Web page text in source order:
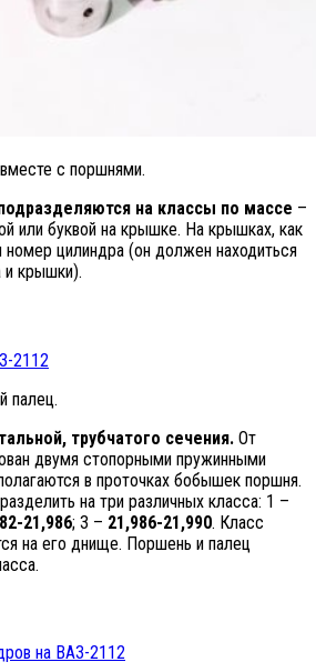
с поршнями.
на классы по массе –
или буквой на крышке. На крышках, как
номер цилиндра (он должен находиться
и крышки).
палец.
трубчатого сечения. От
двумя стопорными пружинными
в проточках бобышек поршня.
на три различных класса: 1 –
21,986; 3 – 21,986-21,990. Класс
на его днище. Поршень и палец